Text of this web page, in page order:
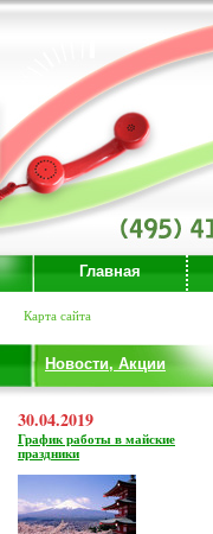
Главная
Карта сайта
Новости, Акции
30.04.2019
График работы в майские
праздники